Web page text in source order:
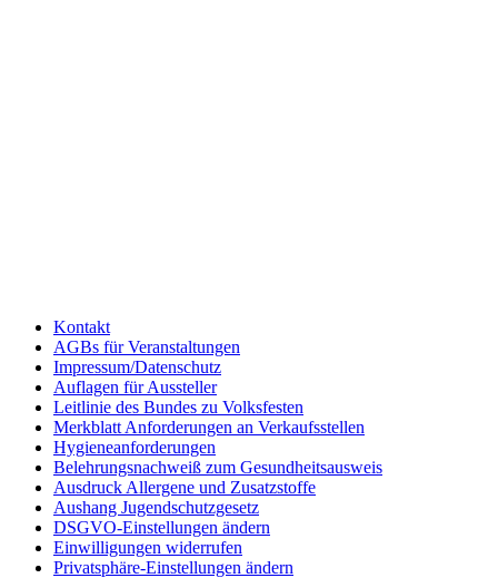
Kontakt
AGBs für Veranstaltungen
Impressum/Datenschutz
Auflagen für Aussteller
Leitlinie des Bundes zu Volksfesten
Merkblatt Anforderungen an Verkaufsstellen
Hygieneanforderungen
Belehrungsnachweiß zum Gesundheitsausweis
Ausdruck Allergene und Zusatzstoffe
Aushang Jugendschutzgesetz
DSGVO-Einstellungen ändern
Einwilligungen widerrufen
Privatsphäre-Einstellungen ändern